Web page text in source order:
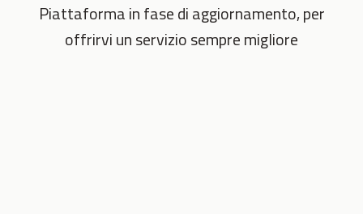
Piattaforma in fase di aggiornamento, per
offrirvi un servizio sempre migliore